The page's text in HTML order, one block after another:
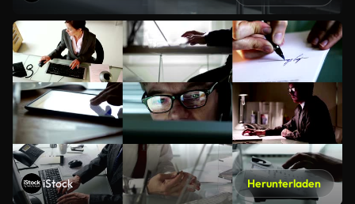
iStock Herunterladen